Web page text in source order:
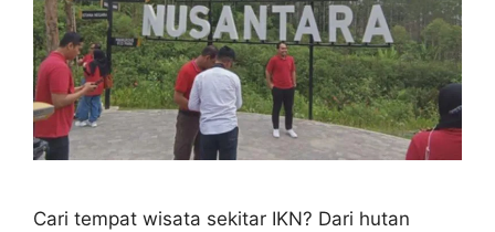
Cari tempat wisata sekitar IKN? Dari hutan